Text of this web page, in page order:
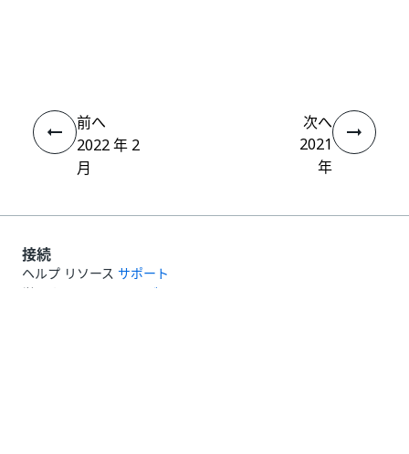
前へ
2022 年 2
月
次へ
2021
年
接続
ヘルプ リソース サポート
学習する
UiPath アカデミー